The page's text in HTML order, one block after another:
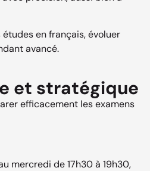
en français, évoluer
avancé.
et stratégique
efficacement les examens
mercredi de 17h30 à 19h30,